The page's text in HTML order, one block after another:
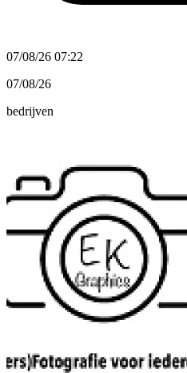
07/08/26 07:22
07/08/26
bedrijven